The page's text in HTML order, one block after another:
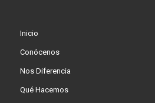
Inicio
Conócenos
Nos Diferencia
Qué Hacemos